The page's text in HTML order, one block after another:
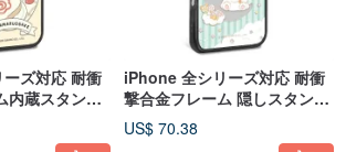
ズ対応 耐衝
内蔵スタンド
ケース -
iPhone 全シリーズ対応 耐衝
撃合金フレーム 隠しスタンド
ミラー MagSafe 対応ケース -
ムーンフローラル
US$ 70.38